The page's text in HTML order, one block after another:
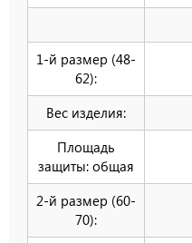
1-й размер (48-
62):
Вес изделия:
Площадь
защиты: общая
2-й размер (60-
70):